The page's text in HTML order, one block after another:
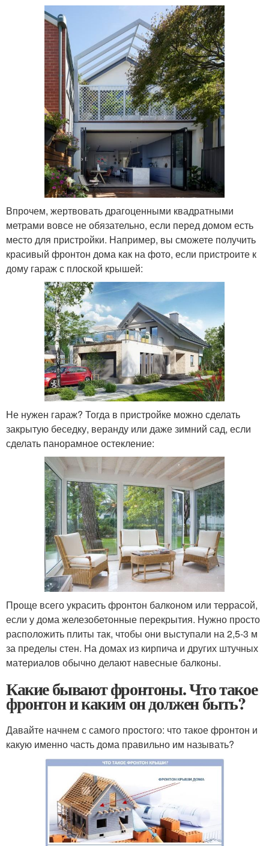
Впрочем, жертвовать драгоценными квадратными
метрами вовсе не обязательно, если перед домом есть
место для пристройки. Например, вы сможете получить
красивый фронтон дома как на фото, если пристроите к
дому гараж с плоской крышей:
Не нужен гараж? Тогда в пристройке можно сделать
закрытую беседку, веранду или даже зимний сад, если
сделать панорамное остекление:
Проще всего украсить фронтон балконом или террасой,
если у дома железобетонные перекрытия. Нужно просто
расположить плиты так, чтобы они выступали на 2,5-3 м
за пределы стен. На домах из кирпича и других штучных
материалов обычно делают навесные балконы.
Какие бывают фронтоны. Что такое
фронтон и каким он должен быть?
Давайте начнем с самого простого: что такое фронтон и
какую именно часть дома правильно им называть?